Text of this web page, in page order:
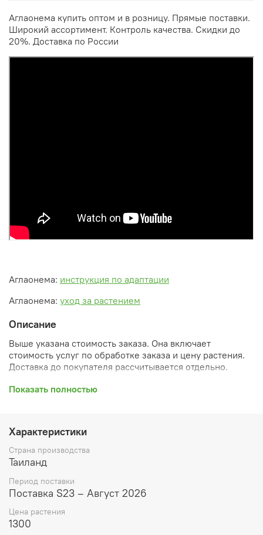
Аглаонема купить оптом и в розницу. Прямые поставки.
Широкий ассортимент. Контроль качества. Скидки до
20%. Доставка по России
Аглаонема: инструкция по адаптации
Аглаонема: уход за растением
Описание
Выше указана стоимость заказа. Она включает
стоимость услуг по обработке заказа и цену растения.
Доставка до покупателя рассчитывается отдельно.
После оформления заказа вы получите его
скидки, уточнен способ доставки, сделано
бронирование и т.д.). Затем вам будут высланы
согласованные счета со ссылками на оплату услуг и
растений. При этом предварительный заказ теряет силу.
Внимание: фото в каталоге демонстрирует сорт, а не
растение, которое вы получите. Растения приезжают в
размере, указанном в карточке товара ниже.
Показать полностью
Характеристики
Страна производства
Таиланд
Период поставки
Поставка S23 – Август 2026
Цена растения
1300